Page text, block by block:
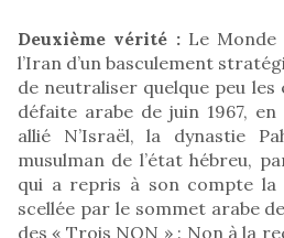
Deuxième vérité :Le Monde
l’Iran d’un basculement
de neutraliser quelque peu
défaite arabe de juin 1967,
allié N’Israël, la dynastie
musulman de l’état hébreu,
qui a repris à son compte la
scellée par le sommet arabe
des « Trois NON » : Non à la